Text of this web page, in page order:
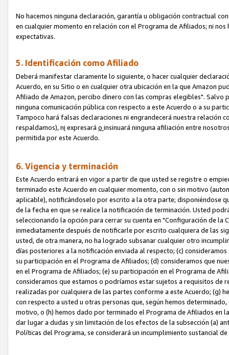
No hacemos ninguna declaración, garantía u obligación contractual
en cualquier momento en relación con el Programa de Afiliados; ni
expectativas.
5. Identificación como Afiliado
Deberá manifestar claramente lo siguiente, o hacer cualquier
Acuerdo, en su Sitio o en cualquier otra ubicación en la que Amazon
Afiliado de Amazon, percibo dinero con las compras elegibles". Salvo
ninguna comunicación pública con respecto a este Acuerdo o a su
Tampoco hará falsas declaraciones ni engrandecerá nuestra relación
respaldamos), ni expresará o insinuará ninguna afiliación entre
permitida por este Acuerdo.
6. Vigencia y terminación
Este Acuerdo entrará en vigor a partir de que usted se registre o
terminado este Acuerdo en cualquier momento, con o sin motivo
aplicable), notificándoselo por escrito a la otra parte; disponiéndose
de la fecha en que se realice la notificación de terminación. Usted
seleccionando la opción para cerrar su cuenta en "Configuración de
inmediatamente después de notificarle por escrito cualquiera de las
usted, de otra manera, no ha logrado subsanar cualquier otro
días posteriores a la notificación enviada al respecto; (c)
su participación en el Programa de Afiliados; (d) consideramos que
en el Programa de Afiliados; (e) su participación en el Programa de
consideramos que estamos o podríamos estar sujetos a requisitos de
realizadas por cualquiera de las partes conforme a este Acuerdo; (g)
con respecto a usted u otras personas que, según hemos
motivo, o (h) hemos dado por terminado el Programa de Afiliados en
dar lugar a dudas y sin limitación de los efectos de la subsección (a)
Políticas del Programa, se considerará un incumplimiento sustancial